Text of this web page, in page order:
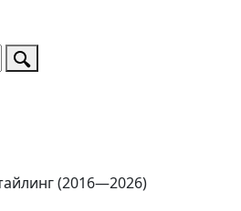
(2016—2026)